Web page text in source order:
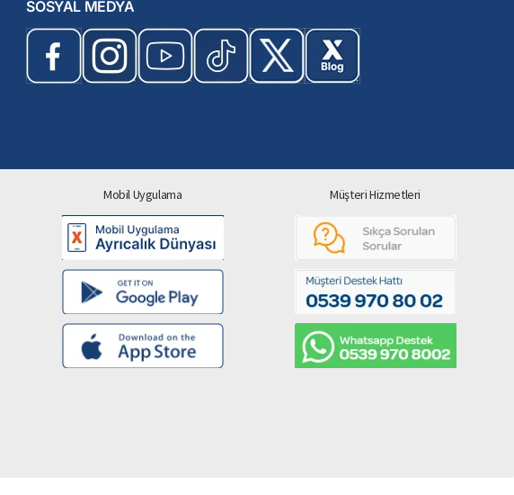
SOSYAL MEDYA
Mobil Uygulama Müşteri Hizmetleri